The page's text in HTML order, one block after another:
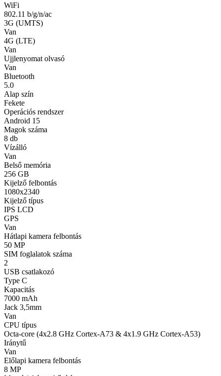
WiFi
802.11 b/g/n/ac
3G (UMTS)
Van
4G (LTE)
Van
Ujjlenyomat olvasó
Van
Bluetooth
5.0
Alap szín
Fekete
Operációs rendszer
Android 15
Magok száma
8 db
Vízálló
Van
Belső memória
256 GB
Kijelző felbontás
1080x2340
Kijelző típus
IPS LCD
GPS
Van
Hátlapi kamera felbontás
50 MP
SIM foglalatok száma
2
USB csatlakozó
Type C
Kapacitás
7000 mAh
Jack 3,5mm
Van
CPU típus
Octa-core (4x2.8 GHz Cortex-A73 & 4x1.9 GHz Cortex-A53)
Iránytű
Van
Előlapi kamera felbontás
8 MP